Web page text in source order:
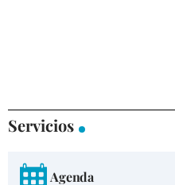
Servicios
Agenda